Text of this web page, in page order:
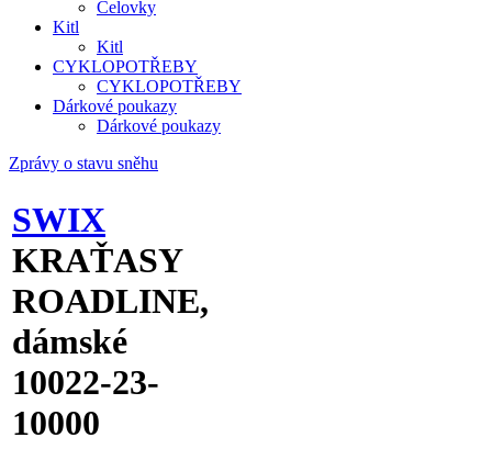
Čelovky
Kitl
Kitl
CYKLOPOTŘEBY
CYKLOPOTŘEBY
Dárkové poukazy
Dárkové poukazy
Zprávy o stavu sněhu
SWIX
KRAŤASY
ROADLINE,
dámské
10022-23-
10000